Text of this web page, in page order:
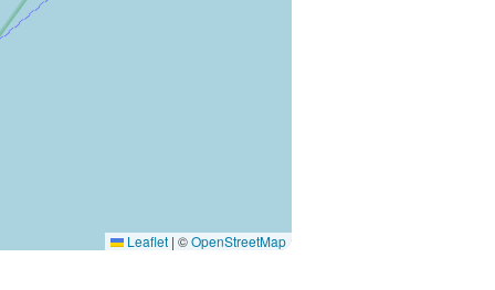
Leaflet | ©OpenStreetMap